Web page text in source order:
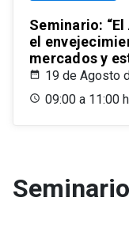
Seminario:
el
mercados y
19 de Agosto
09:00 a 11:00